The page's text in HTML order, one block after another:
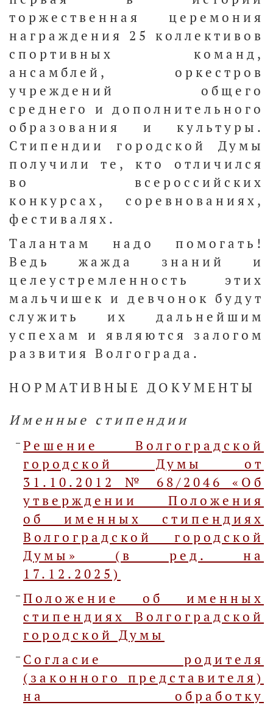
торжественная церемония
награждения 25 коллективов
спортивных команд,
ансамблей, оркестров
учреждений общего
среднего и дополнительного
образования и культуры.
Стипендии городской Думы
получили те, кто отличился
во всероссийских
конкурсах, соревнованиях,
фестивалях.
Талантам надо помогать!
Ведь жажда знаний и
целеустремленность этих
мальчишек и девчонок будут
служить их дальнейшим
успехам и являются залогом
развития Волгограда.
НОРМАТИВНЫЕ ДОКУМЕНТЫ
Именные стипендии
Решение Волгоградской
городской Думы от
31.10.2012 № 68/2046 «Об
утверждении Положения
об именных стипендиях
Волгоградской городской
Думы» (в ред. на
17.12.2025)
Положение об именных
стипендиях Волгоградской
городской Думы
Согласие родителя
(законного представителя)
на обработку